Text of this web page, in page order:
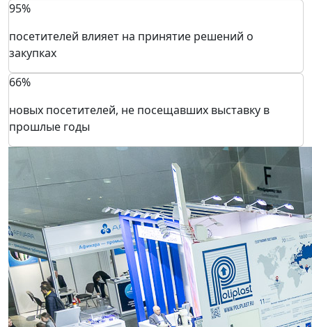
95%
посетителей влияет на принятие решений о
закупках
66%
новых посетителей, не посещавших выставку в
прошлые годы